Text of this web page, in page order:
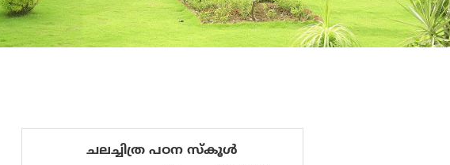
ചലച്ചിത്ര പഠന സ്‌കൂൾ